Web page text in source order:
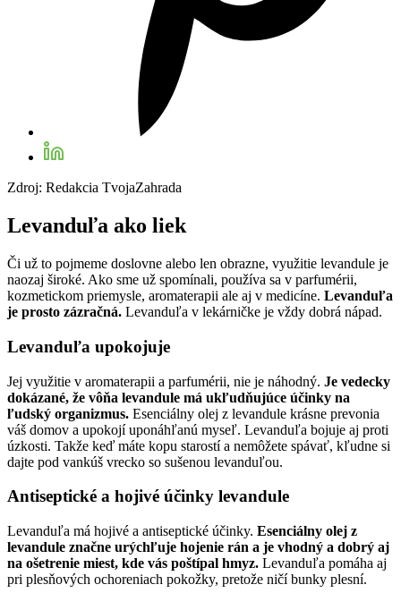
Zdroj: Redakcia TvojaZahrada
Levanduľa ako liek
Či už to pojmeme doslovne alebo len obrazne, využitie levandule je
naozaj široké. Ako sme už spomínali, používa sa v parfumérii,
kozmetickom priemysle, aromaterapii ale aj v medicíne. Levanduľa
je prosto zázračná. Levanduľa v lekárničke je vždy dobrá nápad.
Levanduľa upokojuje
Jej využitie v aromaterapii a parfumérii, nie je náhodný. Je vedecky
dokázané, že vôňa levandule má ukľudňujúce účinky na
ľudský organizmus. Esenciálny olej z levandule krásne prevonia
váš domov a upokojí uponáhľanú myseľ. Levanduľa bojuje aj proti
úzkosti. Takže keď máte kopu starostí a nemôžete spávať, kľudne si
dajte pod vankúš vrecko so sušenou levanduľou.
Antiseptické a hojivé účinky levandule
Levanduľa má hojivé a antiseptické účinky. Esenciálny olej z
levandule značne urýchľuje hojenie rán a je vhodný a dobrý aj
na ošetrenie miest, kde vás poštípal hmyz. Levanduľa pomáha aj
pri plesňových ochoreniach pokožky, pretože ničí bunky plesní.